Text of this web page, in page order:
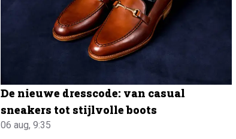
De nieuwe dresscode: van casual
sneakers tot stijlvolle boots
06 aug, 9:35